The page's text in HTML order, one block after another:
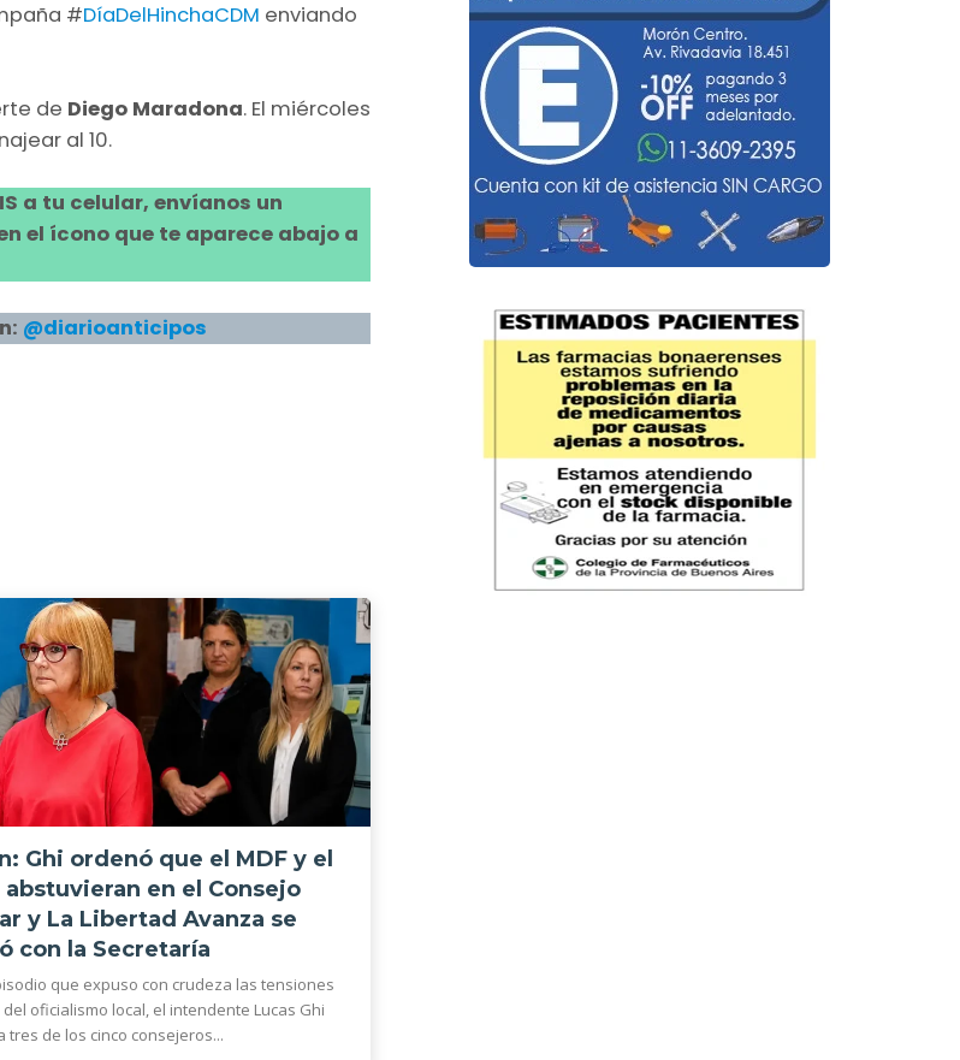
#DíaDelHinchaCDM enviando
de Diego Maradona. El miércoles
al 10.
a tu celular, envíanos un
el ícono que te aparece abajo a
@diarioanticipos
Ghi ordenó que el MDF y el
abstuvieran en el Consejo
y La Libertad Avanza se
con la Secretaría
que expuso con crudeza las tensiones
oficialismo local, el intendente Lucas Ghi
tres de los cinco consejeros...